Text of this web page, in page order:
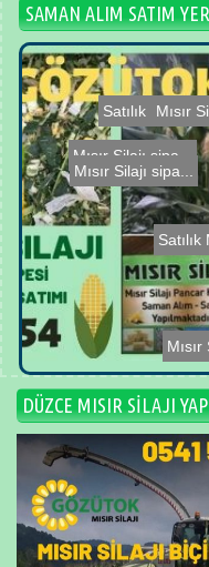
SAMAN ALIM SATIM
Satılık Mısır Si...
Mısır Silajı
Mısır Silajı sipa...
Mısır
DÜZCE MISIR SİLAJI